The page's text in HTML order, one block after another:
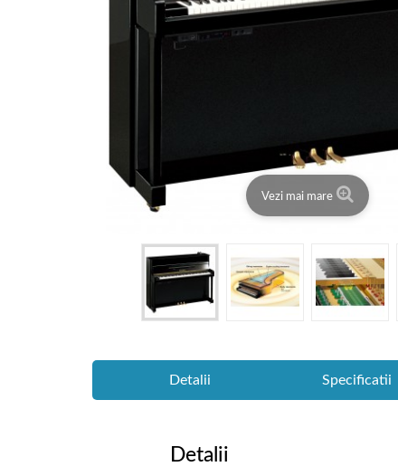
Vezi mai mare
Detalii Specificatii
Detalii